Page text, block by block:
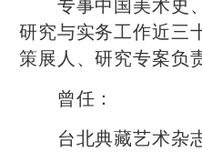
研究与实务工作近三
策展人、研究专案负
曾任：
台北典藏艺术杂